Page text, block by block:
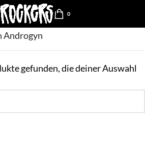
0
Androgyn
gefunden, die deiner Auswahl